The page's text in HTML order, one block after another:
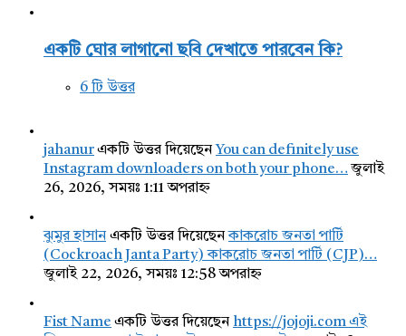
একটি ঘোর লাগানো ছবি দেখাতে পারবেন কি?
6 টি উত্তর
jahanurএকটি উত্তর দিয়েছেন You can definitely use
Instagram downloaders on both your phone… জুলাই
26, 2026, সময়ঃ 1:11 অপরাহ্ন
ঝুমুর হাসানএকটি উত্তর দিয়েছেনকাকরোচ জনতা পার্টি
(Cockroach Janta Party) কাকরোচ জনতা পার্টি (CJP)…
জুলাই 22, 2026, সময়ঃ 12:58 অপরাহ্ন
Fist Name একটি উত্তর দিয়েছেন https://jojoji.com এই